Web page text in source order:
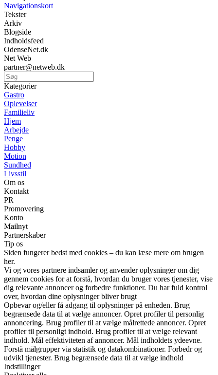
Navigationskort
Tekster
Arkiv
Blogside
Indholdsfeed
OdenseNet.dk
Net Web
partner@netweb.dk
Kategorier
Gastro
Oplevelser
Familieliv
Hjem
Arbejde
Penge
Hobby
Motion
Sundhed
Livsstil
Om os
Kontakt
PR
Promovering
Konto
Mailnyt
Partnerskaber
Tip os
Siden fungerer bedst med cookies – du kan læse mere om brugen
her.
Vi og vores partnere indsamler og anvender oplysninger om dig
gennem cookies for at forstå, hvordan du bruger vores tjenester, vise
dig relevante annoncer og forbedre funktioner. Du har fuld kontrol
over, hvordan dine oplysninger bliver brugt
Opbevar og/eller få adgang til oplysninger på enheden. Brug
begrænsede data til at vælge annoncer. Opret profiler til personlig
annoncering. Brug profiler til at vælge målrettede annoncer. Opret
profiler til personligt indhold. Brug profiler til at vælge relevant
indhold. Mål effektiviteten af annoncer. Mål indholdets ydeevne.
Forstå målgrupper via statistik og datakombinationer. Forbedr og
udvikl tjenester. Brug begrænsede data til at vælge indhold
Indstillinger